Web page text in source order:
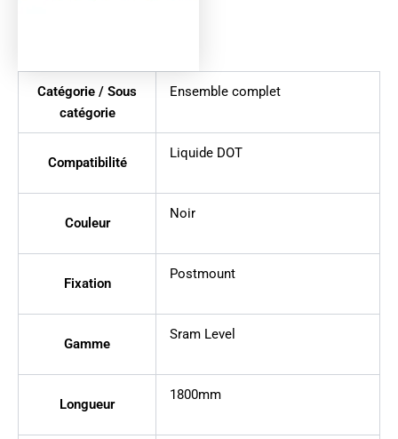
Catégorie / Sous
catégorie
Ensemble complet
Compatibilité
Liquide DOT
Couleur
Noir
Fixation
Postmount
Gamme
Sram Level
Longueur
1800mm